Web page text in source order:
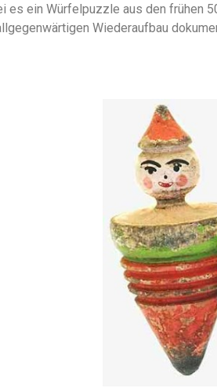
ein Würfelpuzzle aus den frühen
Wiederaufbau